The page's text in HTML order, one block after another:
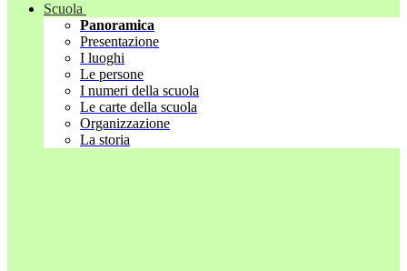
Scuola
Panoramica
Presentazione
I luoghi
Le persone
I numeri della scuola
Le carte della scuola
Organizzazione
La storia